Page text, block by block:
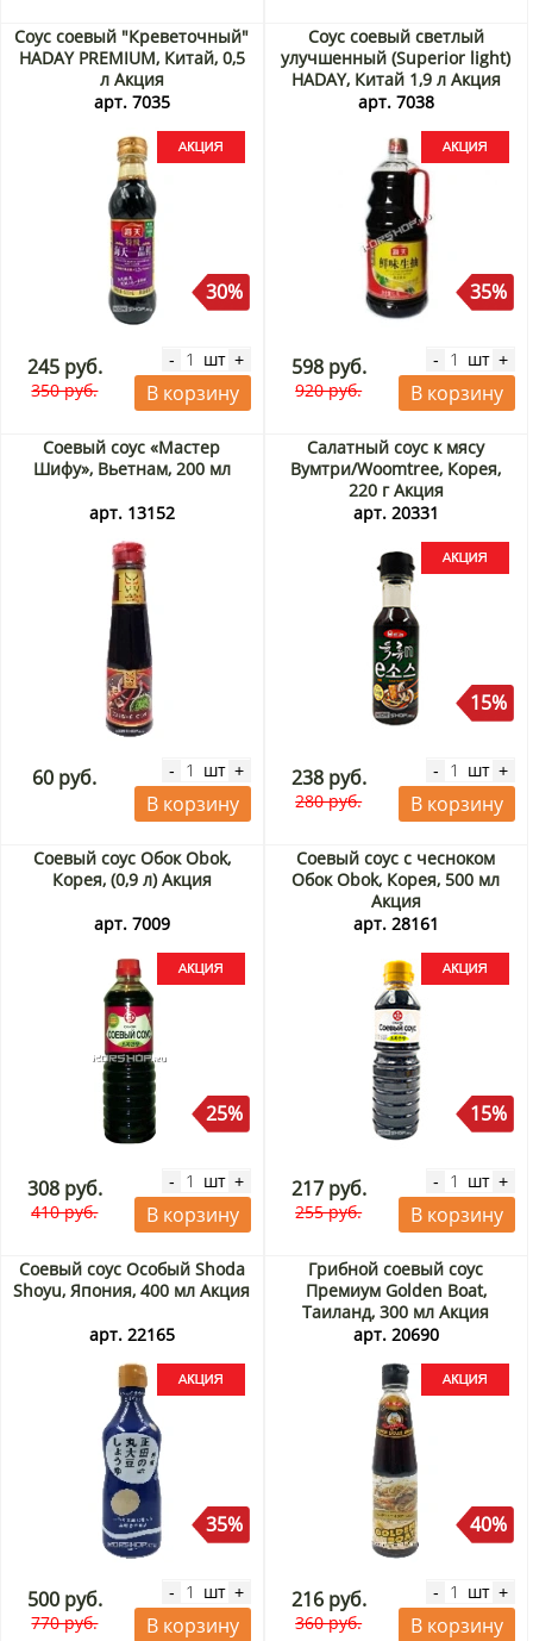
Соус соевый "Креветочный"
HADAY PREMIUM, Китай, 0,5
л Акция
арт. 7035
30%
245 руб.
350 руб.
- шт +
В корзину
Соус соевый светлый
улучшенный (Superior light)
HADAY, Китай 1,9 л Акция
арт. 7038
35%
598 руб.
920 руб.
- шт +
В корзину
Соевый соус «Мастер
Шифу», Вьетнам, 200 мл
арт. 13152
60 руб. - шт +
В корзину
Салатный соус к мясу
Вумтри/Woomtree, Корея,
220 г Акция
арт. 20331
15%
238 руб.
280 руб.
- шт +
В корзину
Соевый соус Обок Obok,
Корея, (0,9 л) Акция
арт. 7009
25%
308 руб.
410 руб.
- шт +
В корзину
Соевый соус с чесноком
Обок Obok, Корея, 500 мл
Акция
арт. 28161
15%
217 руб.
255 руб.
- шт +
В корзину
Соевый соус Особый Shoda
Shoyu, Япония, 400 мл Акция
арт. 22165
35%
500 руб.
770 руб.
- шт +
В корзину
Грибной соевый соус
Премиум Golden Boat,
Таиланд, 300 мл Акция
арт. 20690
40%
216 руб.
360 руб.
- шт +
В корзину